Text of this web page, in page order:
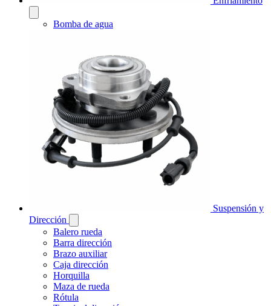
Bomba de agua
Suspensión y
Dirección
Balero rueda
Barra dirección
Brazo auxiliar
Caja dirección
Horquilla
Maza de rueda
Rótula